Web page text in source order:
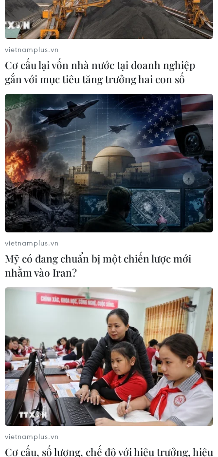
vietnamplus.vn
Cơ cấu lại vốn nhà nước tại doanh nghiệp
gắn với mục tiêu tăng trưởng hai con số
vietnamplus.vn
Mỹ có đang chuẩn bị một chiến lược mới
nhằm vào Iran?
vietnamplus.vn
Cơ cấu, số lượng, chế độ với hiệu trưởng, hiệu